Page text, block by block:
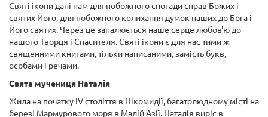
Святі ікони дані нам для побожного спогади справ Божих і
святих Його, для побожного колихання думок наших до Бога і
Його святих. Через це запалюється наше серце любов'ю до
нашого Творця і Спасителя. Святі ікони є для нас тими ж
священними книгами, тільки написаними, замість букв,
особами і речами.
Свята мучениця Наталія
Жила на початку IV століття в Нікомидії, багатолюдному місті на
березі Мармурового моря в Малій Азії. Наталія виріс в